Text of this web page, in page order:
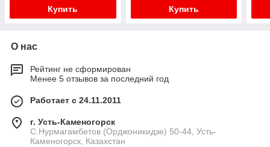
Купить Купить
О нас
Рейтинг не сформирован
Менее 5 отзывов за последний год
Работает с 24.11.2011
г. Усть-Каменогорск
С.Нурмагамбетов (Орджоникидзе) 50-44, Усть-
Каменогорск, Казахстан